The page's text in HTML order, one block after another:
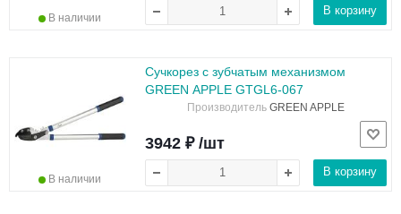
В наличии
В корзину
Сучкорез с зубчатым механизмом
GREEN APPLE GTGL6-067
Производитель GREEN APPLE
В наличии
3942 ₽ /шт
В корзину